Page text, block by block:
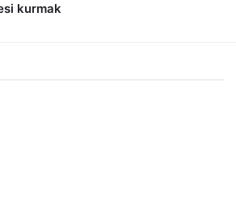
kurmak